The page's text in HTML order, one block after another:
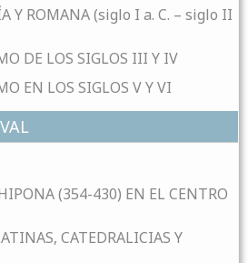
Y ROMANA (siglo I a. C. – siglo II
DE LOS SIGLOS III Y IV
EN LOS SIGLOS V Y VI
(354-430) EN EL CENTRO
CATEDRALICIAS Y